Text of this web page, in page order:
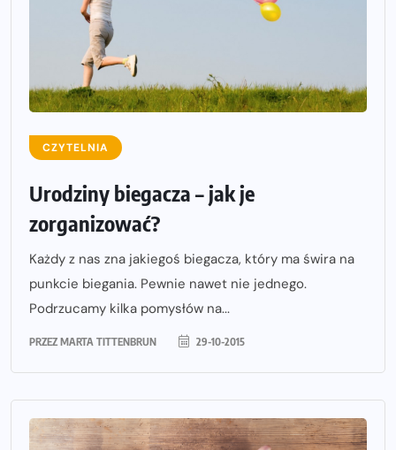
CZYTELNIA
Urodziny biegacza – jak je
zorganizować?
Każdy z nas zna jakiegoś biegacza, który ma świra na
punkcie biegania. Pewnie nawet nie jednego.
Podrzucamy kilka pomysłów na...
PRZEZ MARTA TITTENBRUN 29-10-2015